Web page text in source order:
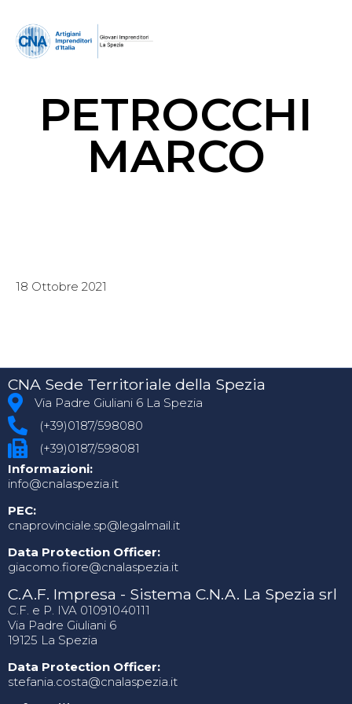
PETROCCHI
MARCO
18 Ottobre 2021
CNA Sede Territoriale della Spezia
Via Padre Giuliani 6 La Spezia
(+39)0187/598080
(+39)0187/598081
Informazioni:
info@cnalaspezia.it
PEC:
cnaprovinciale.sp@legalmail.it
Data Protection Officer:
giacomo.fiore@cnalaspezia.it
C.A.F. Impresa - Sistema C.N.A. La Spezia srl
C.F. e P. IVA 01091040111
Via Padre Giuliani 6
19125 La Spezia
Data Protection Officer:
stefania.costa@cnalaspezia.it